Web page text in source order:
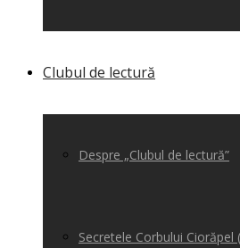
Clubul de lectură
Despre „Clubul de lectură”
Secretele Corbului Ciorăpel